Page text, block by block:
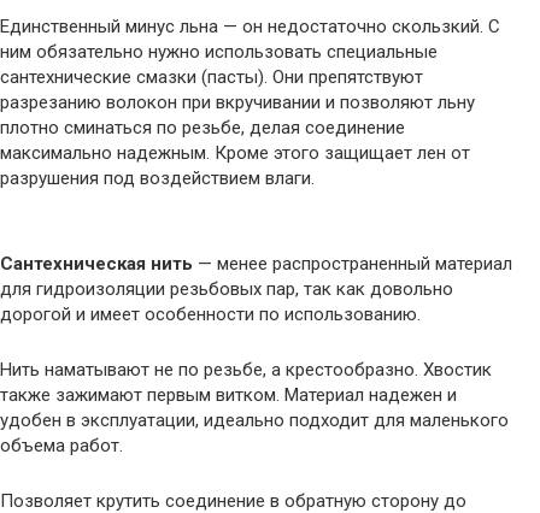
Единственный минус льна — он недостаточно скользкий. С
ним обязательно нужно использовать специальные
сантехнические смазки (пасты). Они препятствуют
разрезанию волокон при вкручивании и позволяют льну
плотно сминаться по резьбе, делая соединение
максимально надежным. Кроме этого защищает лен от
разрушения под воздействием влаги.
Сантехническая нить — менее распространенный материал
для гидроизоляции резьбовых пар, так как довольно
дорогой и имеет особенности по использованию.
Нить наматывают не по резьбе, а крестообразно. Хвостик
также зажимают первым витком. Материал надежен и
удобен в эксплуатации, идеально подходит для маленького
объема работ.
Позволяет крутить соединение в обратную сторону до